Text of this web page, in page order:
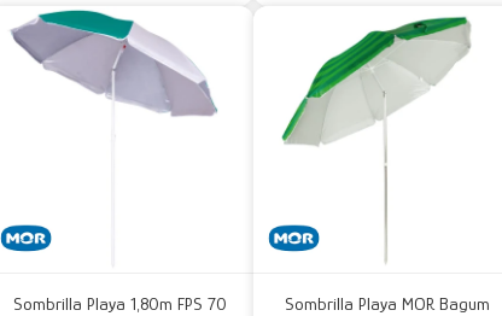
Sombrilla Playa 1,80m FPS 70
Sombrilla Playa MOR Bagum